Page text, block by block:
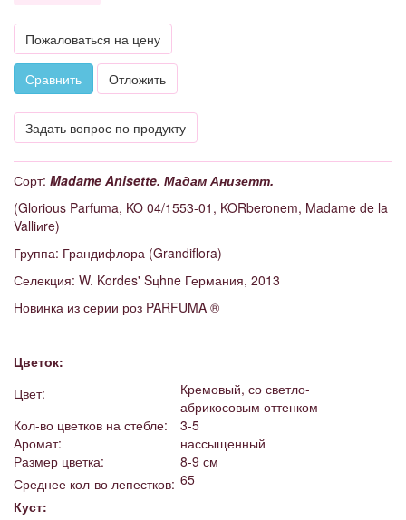
Пожаловаться на цену
Сравнить Отложить
Задать вопрос по продукту
Сорт: Madame Anisette. Мадам Анизетт.
(Glorious Parfuma, KO 04/1553-01, KORberonem, Madame de la
Valliиre)
Группа: Грандифлора (Grandiflora)
Селекция: W. Kordes' Sцhne Германия, 2013
Новинка из серии роз PARFUMA ®
Цветок:
Цвет:
Кремовый, со светло-
абрикосовым оттенком
Кол-во цветков на стебле:
3-5
Аромат:
нассыщенный
Размер цветка:
8-9 см
Среднее кол-во лепестков: 65
Куст: